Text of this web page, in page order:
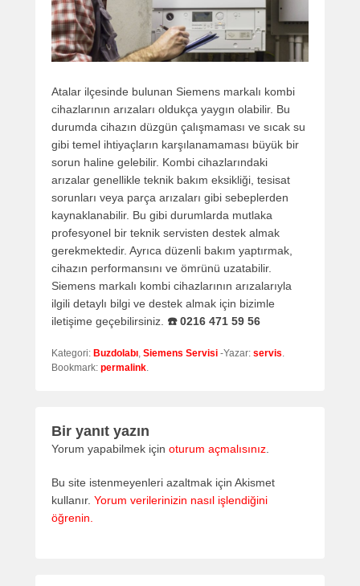
Atalar ilçesinde bulunan Siemens markalı kombi
cihazlarının arızaları oldukça yaygın olabilir. Bu
durumda cihazın düzgün çalışmaması ve sıcak su
gibi temel ihtiyaçların karşılanamaması büyük bir
sorun haline gelebilir. Kombi cihazlarındaki
arızalar genellikle teknik bakım eksikliği, tesisat
sorunları veya parça arızaları gibi sebeplerden
kaynaklanabilir. Bu gibi durumlarda mutlaka
profesyonel bir teknik servisten destek almak
gerekmektedir. Ayrıca düzenli bakım yaptırmak,
cihazın performansını ve ömrünü uzatabilir.
Siemens markalı kombi cihazlarının arızalarıyla
ilgili detaylı bilgi ve destek almak için bizimle
iletişime geçebilirsiniz. ☎️ 0216 471 59 56
Kategori: Buzdolabı, Siemens Servisi -Yazar: servis.
Bookmark: permalink.
Bir yanıt yazın
Yorum yapabilmek için oturum açmalısınız
Bu site istenmeyenleri azaltmak için Akismet
kullanır. Yorum verilerinizin nasıl işlendiğini
öğrenin.